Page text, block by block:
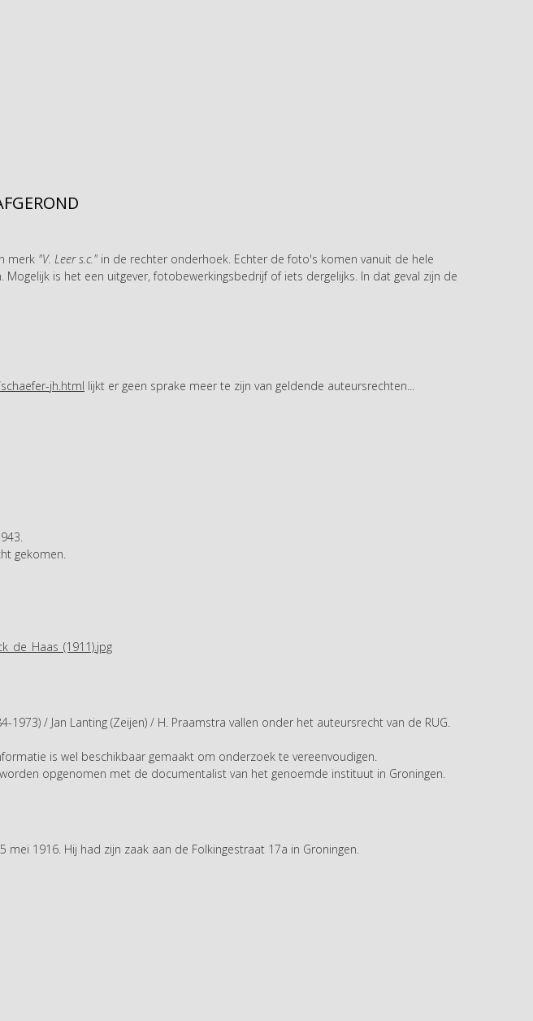
merk "V. Leer s.c." in de rechter onderhoek. Echter de foto's komen vanuit de hele
is het een uitgever, fotobewerkingsbedrijf of iets dergelijks. In dat geval zijn de
jh.html lijkt er geen sprake meer te zijn van geldende auteursrechten...
gekomen.
/ Jan Lanting (Zeijen) / H. Praamstra vallen onder het auteursrecht van de RUG.
is wel beschikbaar gemaakt om onderzoek te vereenvoudigen.
opgenomen met de documentalist van het genoemde instituut in Groningen.
1916. Hij had zijn zaak aan de Folkingestraat 17a in Groningen.